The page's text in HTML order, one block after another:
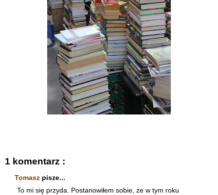
1 komentarz :
Tomasz pisze...
To mi się przyda. Postanowiłem sobie, że w tym roku